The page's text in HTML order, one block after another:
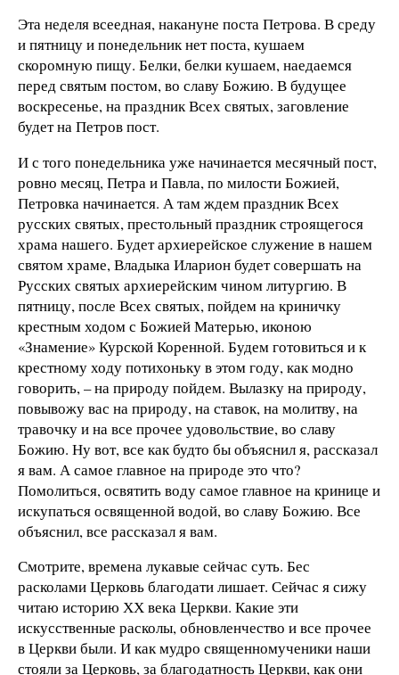
Эта неделя всеедная, накануне поста Петрова. В среду
и пятницу и понедельник нет поста, кушаем
скоромную пищу. Белки, белки кушаем, наедаемся
перед святым постом, во славу Божию. В будущее
воскресенье, на праздник Всех святых, заговление
будет на Петров пост.
И с того понедельника уже начинается месячный пост,
ровно месяц, Петра и Павла, по милости Божией,
Петровка начинается. А там ждем праздник Всех
русских святых, престольный праздник строящегося
храма нашего. Будет архиерейское служение в нашем
святом храме, Владыка Иларион будет совершать на
Русских святых архиерейским чином литургию. В
пятницу, после Всех святых, пойдем на криничку
крестным ходом с Божией Матерью, иконою
«Знамение» Курской Коренной. Будем готовиться и к
крестному ходу потихоньку в этом году, как модно
говорить, – на природу пойдем. Вылазку на природу,
повывожу вас на природу, на ставок, на молитву, на
травочку и на все прочее удовольствие, во славу
Божию. Ну вот, все как будто бы объяснил я, рассказал
я вам. А самое главное на природе это что?
Помолиться, освятить воду самое главное на кринице и
искупаться освященной водой, во славу Божию. Все
объяснил, все рассказал я вам.
Смотрите, времена лукавые сейчас суть. Бес
расколами Церковь благодати лишает. Сейчас я сижу
читаю историю ХХ века Церкви. Какие эти
искусственные расколы, обновленчество и все прочее
в Церкви были. И как мудро священномученики наши
стояли за Церковь, за благодатность Церкви, как они